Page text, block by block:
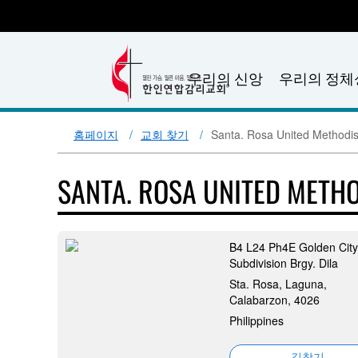
우리의 신앙 우리의 정체
홈페이지 교회 찾기 Santa. Rosa United
SANTA. ROSA UNITED
B4 L24 Ph4E Golden City
Subdivision Brgy. Dila
Sta. Rosa, Laguna,
Calabarzon, 4026
Philippines